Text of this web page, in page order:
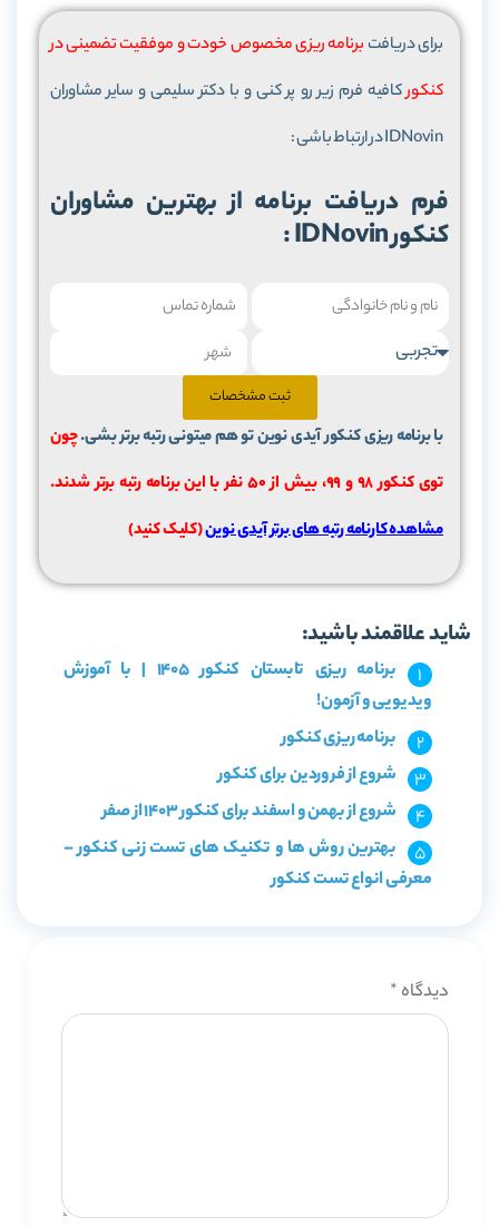
برای دریافتبرنامه ریزی مخصوص خودت و موفقیت تضمینی در
کنکورکافیه فرم زیر رو پر کنی و با دکتر سلیمی و سایر مشاوران
IDNovin در ارتباط باشی :
کنکور IDNovin :
ثبت مشخصات
با برنامه ریزی کنکور آیدی نوین تو هم میتونی رتبه برتر بشی.چون
توی کنکور 98 و 99، بیش از ۵۰ نفر با این برنامه رتبه برتر شدند.
مشاهده کارنامه رتبه های برتر آیدی نوین(کلیک کنید)
شاید علاقمند باشید:
برنامه ریزی تابستان کنکور 1405 | با آموزش
ویدیویی و آزمون!
برنامه ریزی کنکور
شروع از فروردین برای کنکور
شروع از بهمن و اسفند برای کنکور 1403 از صفر
بهترین روش ها و تکنیک های تست زنی کنکور –
معرفی انواع تست کنکور
دیدگاه *